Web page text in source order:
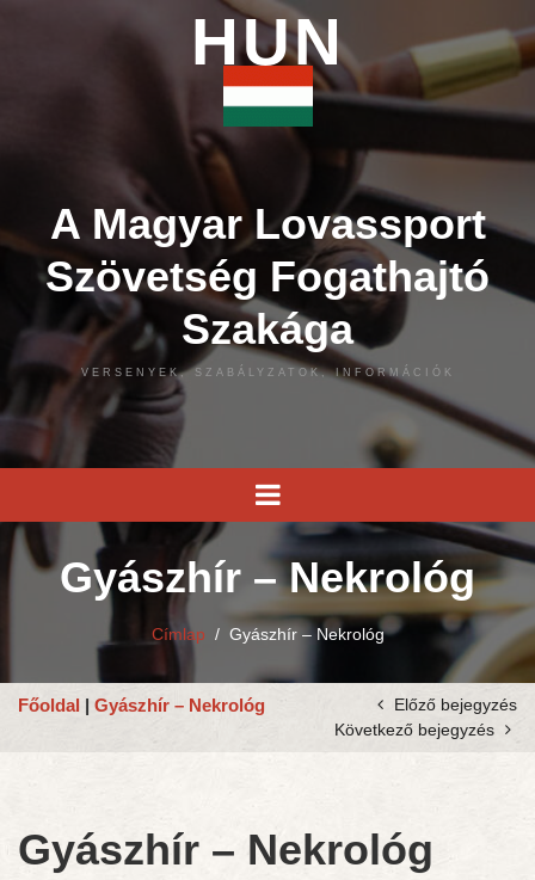
HUN
A Magyar Lovassport
Szövetség Fogathajtó
Szakága
VERSENYEK, SZABÁLYZATOK, INFORMÁCIÓK
Gyászhír – Nekrológ
Címlap / Gyászhír – Nekrológ
Főoldal | Gyászhír – Nekrológ
Előző bejegyzés
Következő bejegyzés
Gyászhír – Nekrológ